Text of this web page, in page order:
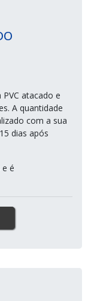
atacado e
A quantidade
com a sua
dias após
é